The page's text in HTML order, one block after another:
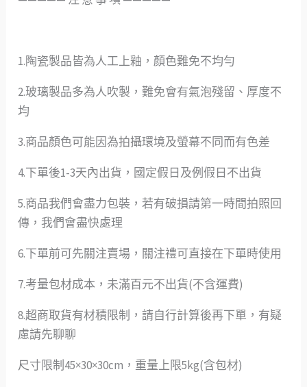
1.陶瓷製品皆為人工上釉，顏色難免不均勻
2.玻璃製品多為人吹製，難免會有氣泡殘留、厚度不
均
3.商品顏色可能因為拍攝環境及螢幕不同而有色差
4.下單後1-3天內出貨，國定假日及例假日不出貨
5.商品我們會盡力包裝，若有破損請第一時間拍照回
傳，我們會盡快處理
6.下單前可先關注賣場，關注禮可直接在下單時使用
7.考量包材成本，未滿百元不出貨(不含運費)
8.超商取貨有材積限制，請自行計算後再下單，有疑
慮請先聊聊
尺寸限制45×30×30cm，重量上限5kg(含包材)